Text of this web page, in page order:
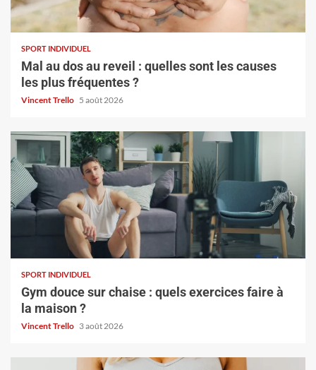
SPORT INDIVIDUEL
Mal au dos au reveil : quelles sont les causes
les plus fréquentes ?
Vincent Trello 5 août 2026
SPORT INDIVIDUEL
Gym douce sur chaise : quels exercices faire à
la maison ?
Vincent Trello 3 août 2026